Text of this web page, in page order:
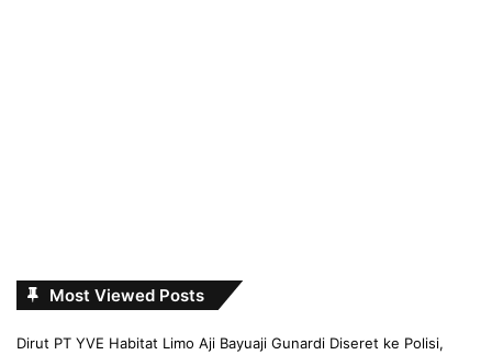
Most Viewed Posts
Dirut PT YVE Habitat Limo Aji Bayuaji Gunardi Diseret ke Polisi,